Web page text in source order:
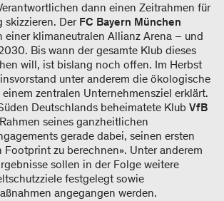
dann einen Zeitrahmen für
skizzieren. Der FC Bayern München
einer klimaneutralen Allianz Arena – und
Bis wann der gesamte Klub dieses
will, ist bislang noch offen. Im Herbst
unter anderem die ökologische
zentralen Unternehmensziel erklärt.
Deutschlands beheimatete Klub VfB
seines ganzheitlichen
gerade dabei, seinen ersten
Footprint zu berechnen». Unter anderem
sollen in der Folge weitere
festgelegt sowie
angegangen werden.